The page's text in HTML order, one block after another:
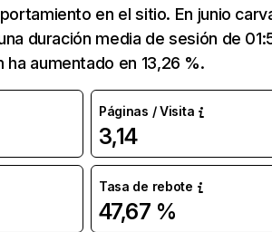
en el sitio. En junio
duración media de sesión de
aumentado en 13,26 %.
Páginas / Visita
3,14
Tasa de rebote
47,67 %